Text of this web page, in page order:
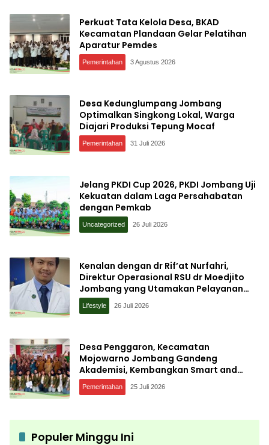
Perkuat Tata Kelola Desa, BKAD
Kecamatan Plandaan Gelar Pelatihan
Aparatur Pemdes
Pemerintahan 3 Agustus 2026
Desa Kedunglumpang Jombang
Optimalkan Singkong Lokal, Warga
Diajari Produksi Tepung Mocaf
Pemerintahan 31 Juli 2026
Jelang PKDI Cup 2026, PKDI Jombang Uji
Kekuatan dalam Laga Persahabatan
dengan Pemkab
Uncategorized 26 Juli 2026
Kenalan dengan dr Rif’at Nurfahri,
Direktur Operasional RSU dr Moedjito
Jombang yang Utamakan Pelayanan
Ilmiah
Lifestyle 26 Juli 2026
Desa Penggaron, Kecamatan
Mojowarno Jombang Gandeng
Akademisi, Kembangkan Smart and
Sustainable Village, Ini Tujuannya
Pemerintahan 25 Juli 2026
Populer Minggu Ini